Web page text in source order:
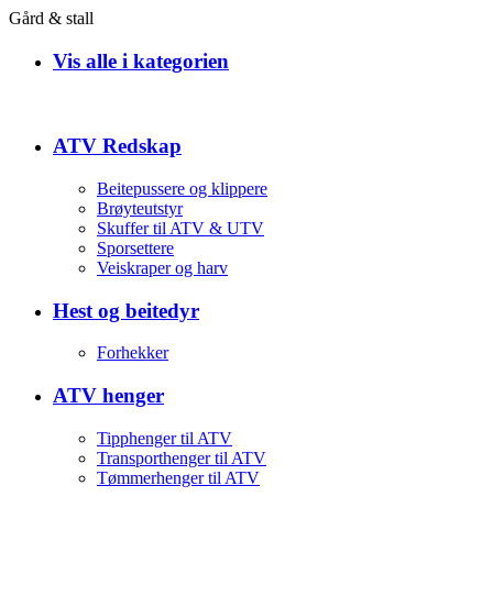
Gård & stall
Vis alle i kategorien
ATV Redskap
Beitepussere og klippere
Brøyteutstyr
Skuffer til ATV & UTV
Sporsettere
Veiskraper og harv
Hest og beitedyr
Forhekker
ATV henger
Tipphenger til ATV
Transporthenger til ATV
Tømmerhenger til ATV